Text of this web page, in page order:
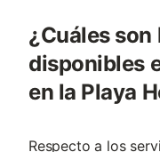
¿Cuáles
disponibles
en la Playa
Respecto a los